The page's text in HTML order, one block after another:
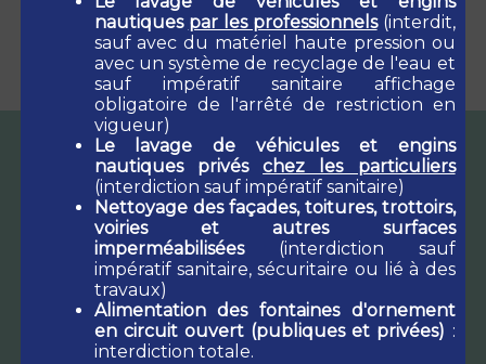
publié le 06/07/2022 à 14:29
nautiques par les professionnels(interdit,
sauf avec du matériel haute pression ou
avec un système de recyclage de l'eau et
sauf impératif sanitaire affichage
obligatoire de l'arrêté de restriction en
vigueur)
Le lavage de véhicules et engins
nautiques privéschez les particuliers
(interdiction sauf impératif sanitaire)
Nettoyage des façades, toitures, trottoirs,
voiries et autres surfaces
imperméabilisées(interdiction sauf
impératif sanitaire, sécuritaire ou lié à des
travaux)
Alimentation des fontaines d'ornement
en circuit ouvert (publiques et privées) :
interdiction totale.